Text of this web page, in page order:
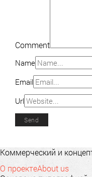
Comment
Name
Email
Url
Коммерческий и
О проектеAbout us